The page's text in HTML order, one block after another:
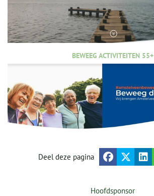
BEWEEG ACTIVITEITEN 55+
Deel deze pagina
Hoofdsponsor